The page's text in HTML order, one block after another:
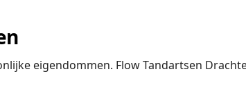
eigendommen. Flow Tandartsen